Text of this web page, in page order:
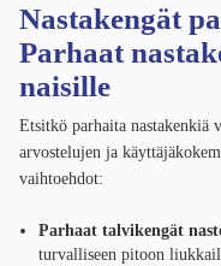
Nastakengät
Parhaat
naisille
Etsitkö parhaita nastakenkiä
arvostelujen ja
vaihtoehdot:
Parhaat talvikengät
turvalliseen pitoon